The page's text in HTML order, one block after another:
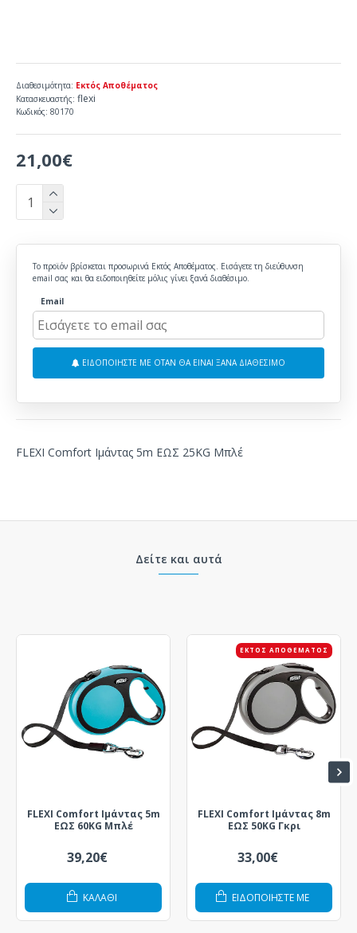
21,00€
Διαθεσιμότητα: Εκτός Αποθέματος
Κατασκευαστής: flexi
Κωδικός: 80170
Το προϊόν βρίσκεται προσωρινά Εκτός Αποθέματος. Εισάγετε τη διεύθυνση
email σας και θα ειδοποιηθείτε μόλις γίνει ξανά διαθέσιμο.
Email
ΕΙΔΟΠΟΙΗΣΤΕ ΜΕ ΟΤΑΝ ΘΑ ΕΙΝΑΙ ΞΑΝΑ ΔΙΑΘΕΣΙΜΟ
FLEXI Comfort Ιμάντας 5m ΕΩΣ 25KG Μπλέ
Δείτε και αυτά
FLEXI Comfort Ιμάντας 5m
ΕΩΣ 60KG Μπλέ
39,20€
ΚΑΛΆΘΙ
ΕΚΤΌΣ ΑΠΟΘΈΜΑΤΟΣ
FLEXI Comfort Ιμάντας 8m
ΕΩΣ 50KG Γκρι
33,00€
ΕΙΔΟΠΟΙΗΣΤΕ ΜΕ